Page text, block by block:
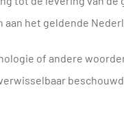
het geldende
of andere